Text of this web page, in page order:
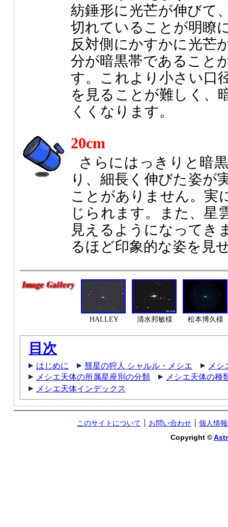
紡錘形に光芒が伸びて
切れていることが明瞭
反対側にかすかに光芒
分が暗黒帯であること
す。これより小さい口
を見ることが難しく、
くくなります。
20cm
さらにはっきりと暗
り、細長く伸びた姿が
ことがありません。実
じられます。また、星
見えるようになってき
るほど印象的な姿を見
HALLEY 清水邦敏様 松本博久様
目次
はじめに 彗星の狩人 シャルル・メシエ
メシ
メシエ天体の所属星座別の分類
メシエ天体の種
メシエ天体インデックス
このサイトについて お問い合わせ
個人情
Copyright ©